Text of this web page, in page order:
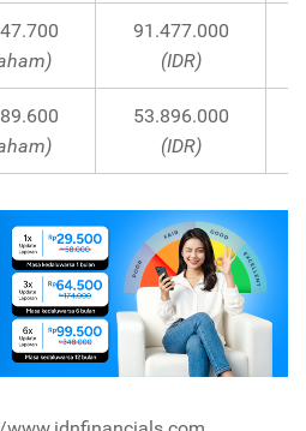
91.477.000
(IDR)
53.896.000
(IDR)